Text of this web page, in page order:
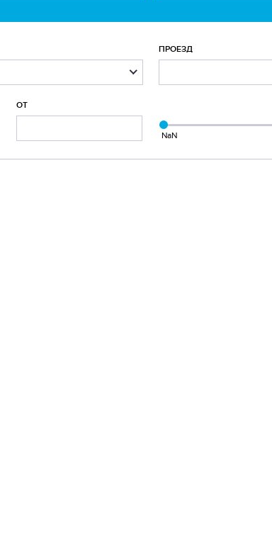
ПРОЕЗД
ОТ
NaN